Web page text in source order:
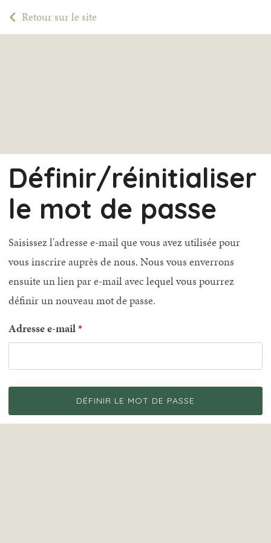
Retour sur le site
Définir/réinitialiser
le mot de passe
Saisissez l'adresse e-mail que vous avez utilisée pour
vous inscrire auprès de nous. Nous vous enverrons
ensuite un lien par e-mail avec lequel vous pourrez
définir un nouveau mot de passe.
Adresse e-mail
DÉFINIR LE MOT DE PASSE